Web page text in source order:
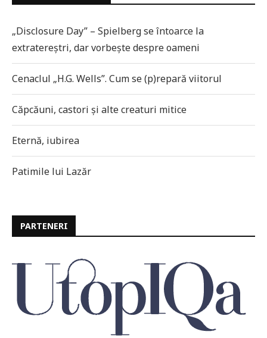
„Disclosure Day” – Spielberg se întoarce la
extratereștri, dar vorbește despre oameni
Cenaclul „H.G. Wells”. Cum se (p)repară viitorul
Căpcăuni, castori și alte creaturi mitice
Eternă, iubirea
Patimile lui Lazăr
PARTENERI